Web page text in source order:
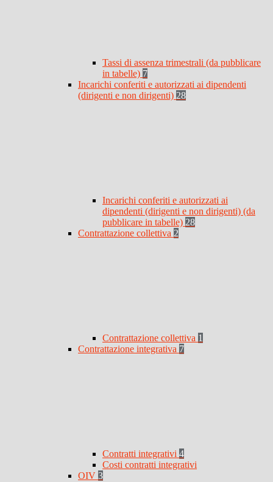
Tassi di assenza trimestrali (da pubblicare
in tabelle) 7
Incarichi conferiti e autorizzati ai dipendenti
(dirigenti e non dirigenti) 28
Incarichi conferiti e autorizzati ai
dipendenti (dirigenti e non dirigenti) (da
pubblicare in tabelle) 28
Contrattazione collettiva 2
Contrattazione collettiva 1
Contrattazione integrativa 7
Contratti integrativi 4
Costi contratti integrativi
OIV 3